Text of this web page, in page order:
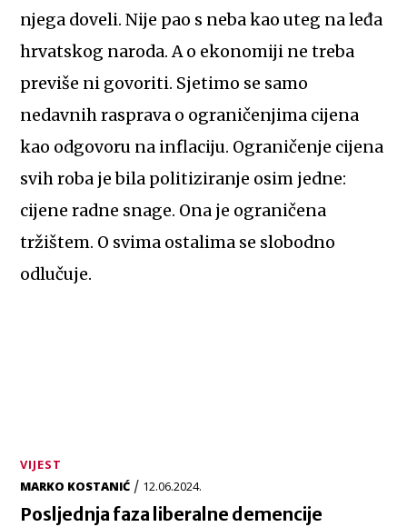
njega doveli. Nije pao s neba kao uteg na leđa
hrvatskog naroda. A o ekonomiji ne treba
previše ni govoriti. Sjetimo se samo
nedavnih rasprava o ograničenjima cijena
kao odgovoru na inflaciju. Ograničenje cijena
svih roba je bila politiziranje osim jedne:
cijene radne snage. Ona je ograničena
tržištem. O svima ostalima se slobodno
odlučuje.
VIJEST
MARKO KOSTANIĆ / 12.06.2024.
Posljednja faza liberalne demencije